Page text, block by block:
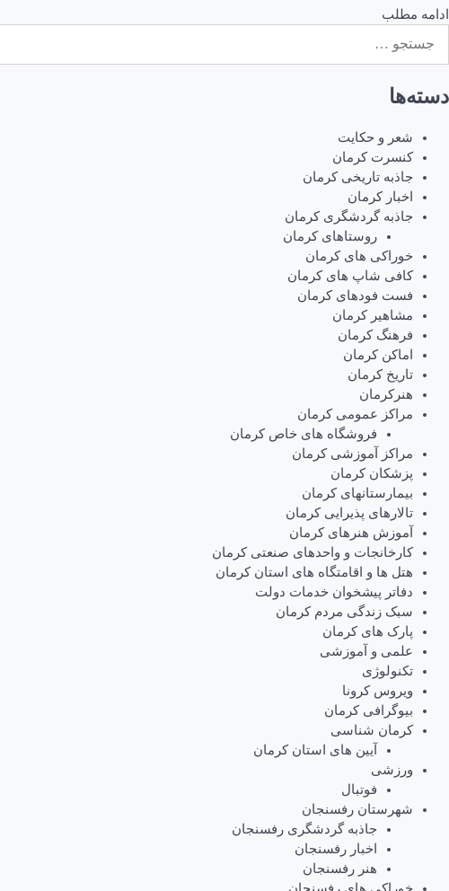
ادامه مطلب
برای:
دسته‌ها
شعر و حکایت
کنسرت کرمان
جاذبه تاریخی کرمان
اخبار کرمان
جاذبه گردشگری کرمان
روستاهای کرمان
خوراکی های کرمان
کافی شاپ های کرمان
فست فودهای کرمان
مشاهیر کرمان
فرهنگ کرمان
اماکن کرمان
تاریخ کرمان
هنرکرمان
مراکز عمومی کرمان
فروشگاه های خاص کرمان
مراکز آموزشی کرمان
پزشکان کرمان
بیمارستانهای کرمان
تالارهای پذیرایی کرمان
آموزش هنرهای کرمان
کارخانجات و واحدهای صنعتی کرمان
هتل ها و اقامتگاه های استان کرمان
دفاتر پیشخوان خدمات دولت
سبک زندگی مردم کرمان
پارک های کرمان
علمی و آموزشی
تکنولوژی
ویروس کرونا
بیوگرافی کرمان
کرمان شناسی
آیین های استان کرمان
ورزشی
فوتبال
شهرستان رفسنجان
جاذبه گردشگری رفسنجان
اخبار رفسنجان
هنر رفسنجان